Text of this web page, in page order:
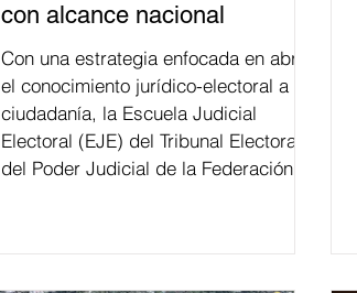
con alcance nacional
Con una estrategia enfocada en abrir
el conocimiento jurídico-electoral a la
ciudadanía, la Escuela Judicial
Electoral (EJE) del Tribunal Electoral
del Poder Judicial de la Federación ha
relacionados con la democracia y el